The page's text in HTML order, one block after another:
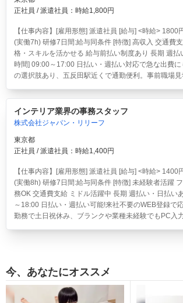
正社員 / 派遣社員：時給1,800円
【仕事内容】[雇用形態] 派遣社員 [給与] <時給> 1800
(実働7h) 研修7日間:給与同条件 [特徴] 高収入 交通費
格・スキルを活かせる 給与前払い制度あり 長期 週払
時間] 09:00～17:00 日払い・週払い対応で急な出費
の選択肢あり、五反田駅近くで通勤便利。事前職場見
インテリア業界の事務スタッフ
株式会社ジャパン・リリーフ
東京都
正社員 / 派遣社員：時給1,400円
【仕事内容】[雇用形態] 派遣社員 [給与] <時給> 1400
(実働8h) 研修7日間:給与同条件 [特徴] 未経験者活躍
務OK 交通費支給 ミドル活躍中 長期 週払い・日払い
～18:00 日払い・週払い可能!来社不要のWEB登録で
勤務で土日祝休み、ブランクや業種未経験でもPC入
今、あなたにオススメ